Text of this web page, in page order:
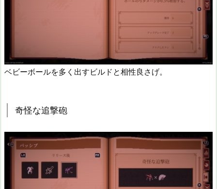
ベビーボールを多く出すビルドと相性良さげ。
奇怪な追撃砲